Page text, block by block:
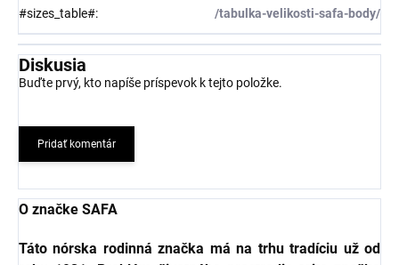
#sizes_table#: /tabulka-velikosti-safa-body/
Diskusia
Buďte prvý, kto napíše príspevok k tejto položke.
Pridať komentár
O značke SAFA
Táto nórska rodinná značka má na trhu tradíciu už od